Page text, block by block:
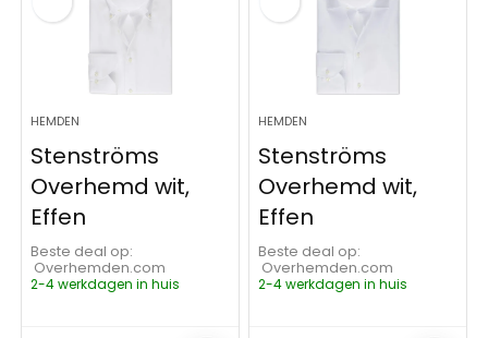
HEMDEN
Stenströms
Overhemd wit,
Effen
Beste deal op:
Overhemden.com
2-4 werkdagen in huis
HEMDEN
Stenströms
Overhemd wit,
Effen
Beste deal op:
Overhemden.com
2-4 werkdagen in huis